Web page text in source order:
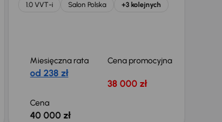
1.0 VVT-i
Salon Polska +3 kolejnych
Miesięczna rata
od 238 zł
Cena promocyjna
38 000 zł
Cena
40 000 zł